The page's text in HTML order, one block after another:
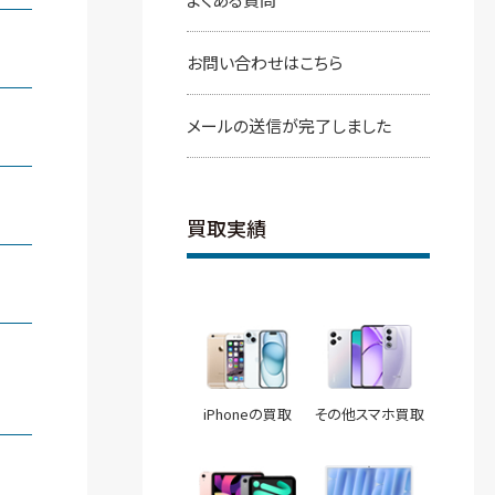
お問い合わせはこちら
メールの送信が完了しました
買取実績
iPhoneの買取 その他スマホ買取